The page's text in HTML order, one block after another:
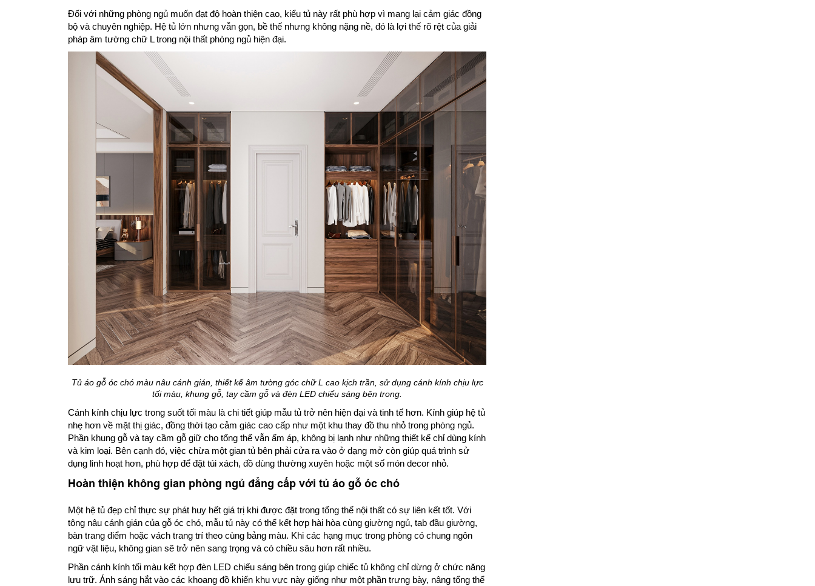
Đối với những phòng ngủ muốn đạt độ hoàn thiện cao, kiểu tủ này rất phù hợp vì mang lại cảm giác đồng
bộ và chuyên nghiệp. Hệ tủ lớn nhưng vẫn gọn, bề thế nhưng không nặng nề, đó là lợi thế rõ rệt của giải
pháp âm tường chữ L trong nội thất phòng ngủ hiện đại.
Tủ áo gỗ óc chó màu nâu cánh gián, thiết kế âm tường góc chữ L cao kịch trần, sử dụng cánh kính chịu lực
tối màu, khung gỗ, tay cầm gỗ và đèn LED chiếu sáng bên trong.
Cánh kính chịu lực trong suốt tối màu là chi tiết giúp mẫu tủ trở nên hiện đại và tinh tế hơn. Kính giúp hệ tủ
nhẹ hơn về mặt thị giác, đồng thời tạo cảm giác cao cấp như một khu thay đồ thu nhỏ trong phòng ngủ.
Phần khung gỗ và tay cầm gỗ giữ cho tổng thể vẫn ấm áp, không bị lạnh như những thiết kế chỉ dùng kính
và kim loại. Bên cạnh đó, việc chừa một gian tủ bên phải cửa ra vào ở dạng mở còn giúp quá trình sử
dụng linh hoạt hơn, phù hợp để đặt túi xách, đồ dùng thường xuyên hoặc một số món decor nhỏ.
Hoàn thiện không gian phòng ngủ đẳng cấp với tủ áo gỗ óc chó
Một hệ tủ đẹp chỉ thực sự phát huy hết giá trị khi được đặt trong tổng thể nội thất có sự liên kết tốt. Với
tông nâu cánh gián của gỗ óc chó, mẫu tủ này có thể kết hợp hài hòa cùng giường ngủ, tab đầu giường,
bàn trang điểm hoặc vách trang trí theo cùng bảng màu. Khi các hạng mục trong phòng có chung ngôn
ngữ vật liệu, không gian sẽ trở nên sang trọng và có chiều sâu hơn rất nhiều.
Phần cánh kính tối màu kết hợp đèn LED chiếu sáng bên trong giúp chiếc tủ không chỉ dừng ở chức năng
lưu trữ. Ánh sáng hắt vào các khoang đồ khiến khu vực này giống như một phần trưng bày, nâng tổng thể